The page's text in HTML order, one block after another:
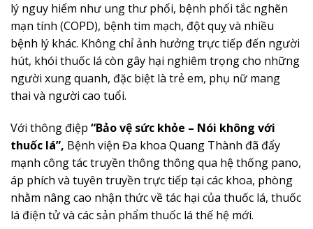
lý nguy hiểm như ung thư phổi, bệnh phổi tắc nghẽn
mạn tính (COPD), bệnh tim mạch, đột quỵ và nhiều
bệnh lý khác. Không chỉ ảnh hưởng trực tiếp đến người
hút, khói thuốc lá còn gây hại nghiêm trọng cho những
người xung quanh, đặc biệt là trẻ em, phụ nữ mang
thai và người cao tuổi.
Với thông điệp “Bảo vệ sức khỏe – Nói không với
thuốc lá”, Bệnh viện Đa khoa Quang Thành đã đẩy
mạnh công tác truyền thông thông qua hệ thống pano,
áp phích và tuyên truyền trực tiếp tại các khoa, phòng
nhằm nâng cao nhận thức về tác hại của thuốc lá, thuốc
lá điện tử và các sản phẩm thuốc lá thế hệ mới.